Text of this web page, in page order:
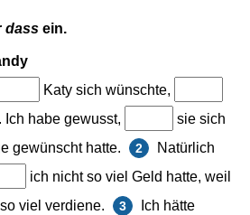
dass ein.
Katy sich wünschte,
habe gewusst,
sie sich
gewünscht hatte.
2
Natürlich
ich nicht so viel Geld hatte, weil
viel verdiene.
3
Ich hätte